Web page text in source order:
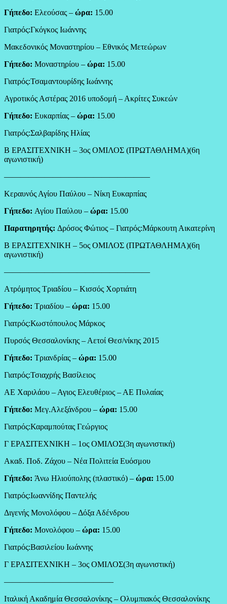
Γήπεδο: Ελεούσας – ώρα: 15.00
Γιατρός:Γκόγκος Ιωάννης
Μακεδονικός Μοναστηρίου – Εθνικός Μετεώρων
Γήπεδο: Μοναστηρίου – ώρα: 15.00
Γιατρός:Τσαμαντουρίδης Ιωάννης
Αγροτικός Αστέρας 2016 υποδομή – Ακρίτες Συκεών
Γήπεδο: Ευκαρπίας – ώρα: 15.00
Γιατρός:Σαλβαρίδης Ηλίας
Β ΕΡΑΣΙΤΕΧΝΙΚΗ – 3ος ΟΜΙΛΟΣ (ΠΡΩΤΑΘΛΗΜΑ)(6η
αγωνιστική)
——————————————————
Κεραυνός Αγίου Παύλου – Νίκη Ευκαρπίας
Γήπεδο: Αγίου Παύλου – ώρα: 15.00
Παρατηρητής: Δρόσος Φώτιος – Γιατρός:Μάρκουτη Αικατερίνη
Β ΕΡΑΣΙΤΕΧΝΙΚΗ – 5ος ΟΜΙΛΟΣ (ΠΡΩΤΑΘΛΗΜΑ)(6η
αγωνιστική)
——————————————————
Ατρόμητος Τριαδίου – Κισσός Χορτιάτη
Γήπεδο: Τριαδίου – ώρα: 15.00
Γιατρός:Κωστόπουλος Μάρκος
Πυρσός Θεσσαλονίκης – Αετοί Θεσ/νίκης 2015
Γήπεδο: Τριανδρίας – ώρα: 15.00
Γιατρός:Τσιαχρής Βασίλειος
ΑΕ Χαριλάου – Αγιος Ελευθέριος – ΑΕ Πυλαίας
Γήπεδο: Μεγ.Αλεξάνδρου – ώρα: 15.00
Γιατρός:Καραμπούτας Γεώργιος
Γ ΕΡΑΣΙΤΕΧΝΙΚΗ – 1ος ΟΜΙΛΟΣ(3η αγωνιστική)
Ακαδ. Ποδ. Ζάχου – Νέα Πολιτεία Ευόσμου
Γήπεδο: Άνω Ηλιούπολης (πλαστικό) – ώρα: 15.00
Γιατρός:Ιωαννίδης Παντελής
Διγενής Μονολόφου – Δόξα Αδένδρου
Γήπεδο: Μονολόφου – ώρα: 15.00
Γιατρός:Βασιλείου Ιωάννης
Γ ΕΡΑΣΙΤΕΧΝΙΚΗ – 3ος ΟΜΙΛΟΣ(3η αγωνιστική)
—————————————–
Ιταλική Ακαδημία Θεσσαλονίκης – Ολυμπιακός Θεσσαλονίκης